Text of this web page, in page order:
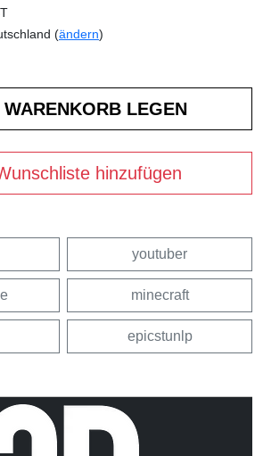
(ändern)
hinzufügen
youtuber
minecraft
epicstunlp